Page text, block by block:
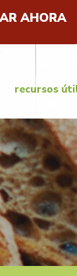
AHORA
recursos